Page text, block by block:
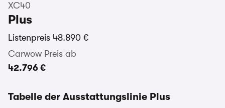
XC40
Plus
Listenpreis 48.890 €
Carwow Preis ab
42.796 €
Tabelle der Ausstattungslinie Plus